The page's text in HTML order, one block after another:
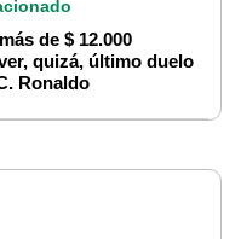
de $ 12.000
quizá, último duelo
Ronaldo